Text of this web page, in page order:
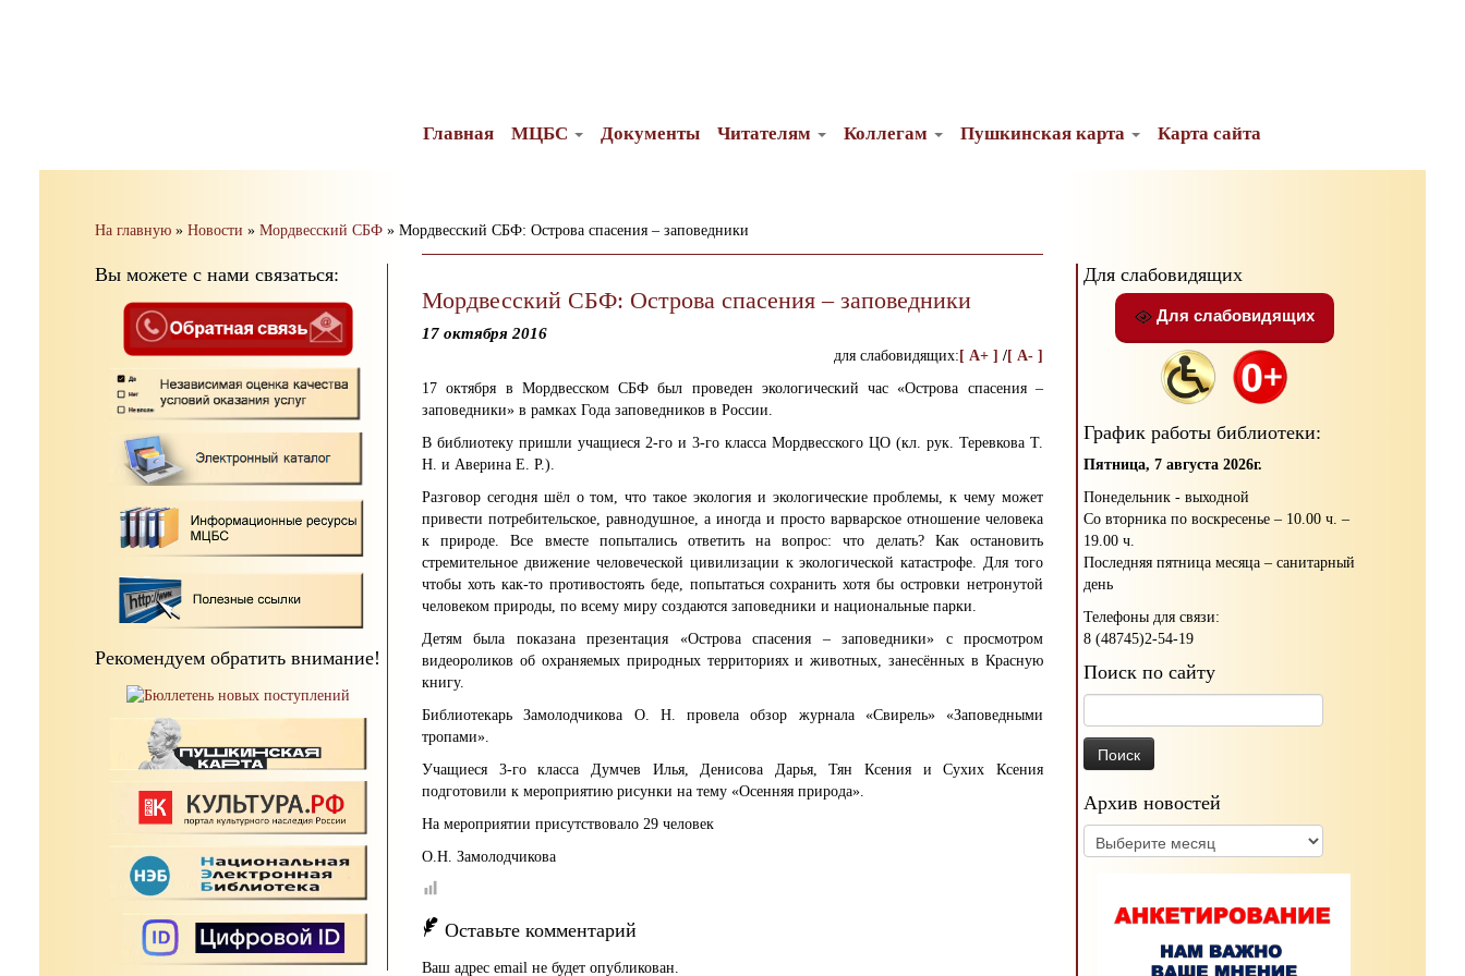
Главная МЦБС Документы Читателям Коллегам Пушкинская карта Карта сайта
На главную » Новости » Мордвесский СБФ » Мордвесский СБФ: Острова спасения – заповедники
Вы можете с нами связаться:
Рекомендуем обратить внимание!
Мордвесский СБФ: Острова спасения – заповедники
17 октября 2016
для слабовидящих: [ A+ ] /[ A- ]
17 октября в Мордвесском СБФ был проведен экологический час «Острова спасения –
заповедники» в рамках Года заповедников в России.
В библиотеку пришли учащиеся 2-го и 3-го класса Мордвесского ЦО (кл. рук. Теревкова Т.
Н. и Аверина Е. Р.).
Разговор сегодня шёл о том, что такое экология и экологические проблемы, к чему может
привести потребительское, равнодушное, а иногда и просто варварское отношение человека
к природе. Все вместе попытались ответить на вопрос: что делать? Как остановить
стремительное движение человеческой цивилизации к экологической катастрофе. Для того
чтобы хоть как-то противостоять беде, попытаться сохранить хотя бы островки нетронутой
человеком природы, по всему миру создаются заповедники и национальные парки.
Детям была показана презентация «Острова спасения – заповедники» с просмотром
видеороликов об охраняемых природных территориях и животных, занесённых в Красную
книгу.
Библиотекарь Замолодчикова О. Н. провела обзор журнала «Свирель» «Заповедными
тропами».
Учащиеся 3-го класса Думчев Илья, Денисова Дарья, Тян Ксения и Сухих Ксения
подготовили к мероприятию рисунки на тему «Осенняя природа».
На мероприятии присутствовало 29 человек
О.Н. Замолодчикова
Оставьте комментарий
Ваш адрес email не будет опубликован.
Для слабовидящих
Для слабовидящих
График работы библиотеки:
Пятница, 7 августа 2026г.
Понедельник - выходной
Со вторника по воскресенье – 10.00 ч. –
19.00 ч.
Последняя пятница месяца – санитарный
день
Телефоны для связи:
8 (48745)2-54-19
Поиск по сайту
Архив новостей
Архив
новостей